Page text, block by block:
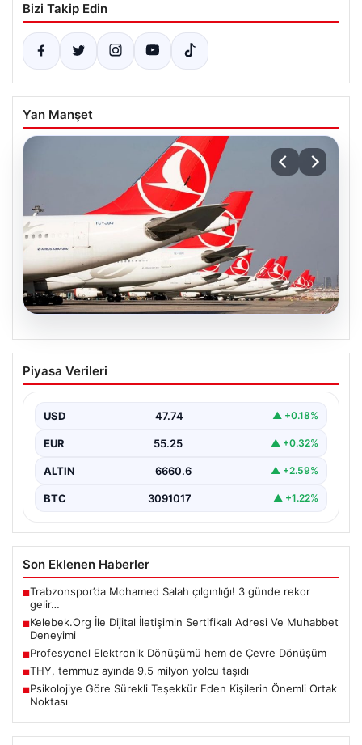
Bizi Takip Edin
Yan Manşet
THY, temmuz ayında 9,5 milyon yolcu
taşıdı
Piyasa Verileri
USD 47.74 ▲ +0.18%
EUR 55.25 ▲ +0.32%
ALTIN 6660.6 ▲ +2.59%
BTC 3091017 ▲ +1.22%
Son Eklenen Haberler
■Trabzonspor’da Mohamed Salah çılgınlığı! 3 günde rekor
gelir…
■Kelebek.Org İle Dijital İletişimin Sertifikalı Adresi Ve Muhabbet
Deneyimi
■Profesyonel Elektronik Dönüşümü hem de Çevre Dönüşüm
■THY, temmuz ayında 9,5 milyon yolcu taşıdı
■Psikolojiye Göre Sürekli Teşekkür Eden Kişilerin Önemli Ortak
Noktası